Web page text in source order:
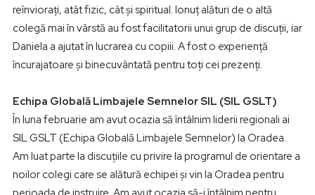
reînviorați, atât fizic, cât și spiritual. Ionuț alături de o altă
colegă mai în vârstă au fost facilitatorii unui grup de discuții, iar
Daniela a ajutat în lucrarea cu copiii. A fost o experiență
încurajatoare și binecuvântată pentru toți cei prezenți.
Echipa Globală Limbajele Semnelor SIL (SIL GSLT)
În luna februarie am avut ocazia să întâlnim liderii regionali ai
SIL GSLT (Echipa Globală Limbajele Semnelor) la Oradea.
Am luat parte la discuțiile cu privire la programul de orientare a
noilor colegi care se alătură echipei și vin la Oradea pentru